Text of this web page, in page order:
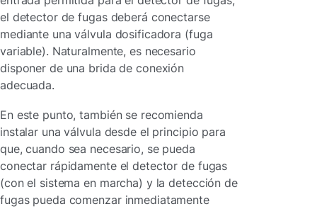
el detector de fugas deberá conectarse
mediante una válvula dosificadora (fuga
variable). Naturalmente, es necesario
disponer de una brida de conexión
adecuada.
En este punto, también se recomienda
instalar una válvula desde el principio para
que, cuando sea necesario, se pueda
conectar rápidamente el detector de fugas
(con el sistema en marcha) y la detección de
fugas pueda comenzar inmediatamente